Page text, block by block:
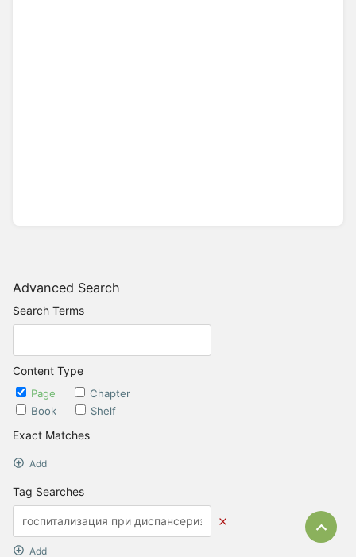
Advanced Search
Search Terms
Content Type
Page
Chapter
Book
Shelf
Exact Matches
Add
Tag Searches
Add